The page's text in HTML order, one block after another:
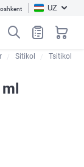
UZ
Sitikol Tsitikol